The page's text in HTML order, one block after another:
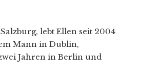
lebt Ellen seit 2004
Mann in Dublin,
Jahren in Berlin und